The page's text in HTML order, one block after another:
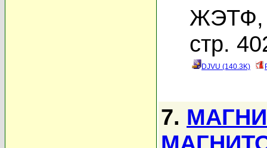
ЖЭТФ,
стр.
DJVU (140.3K)
7.